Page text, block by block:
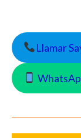
Llamar